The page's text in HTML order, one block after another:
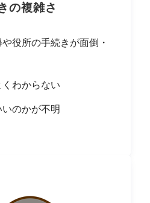
の複雑さ
役所の手続きが面倒・
わからない
のかが不明